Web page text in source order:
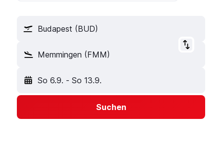
Budapest (BUD)
Memmingen (FMM)
So 6.9. - So 13.9.
Suchen